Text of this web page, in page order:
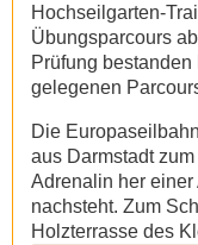
Hochseilgarten-
Übungsparcours
Prüfung
gelegenen
Die
aus Darmstadt
Adrenalin her
nachsteht. Zum
Holzterrasse des